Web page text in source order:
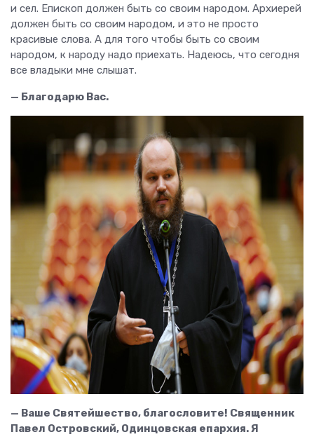
и сел. Епископ должен быть со своим народом. Архиерей
должен быть со своим народом, и это не просто
красивые слова. А для того чтобы быть со своим
народом, к народу надо приехать. Надеюсь, что сегодня
все владыки мне слышат.
— Благодарю Вас.
— Ваше Святейшество, благословите! Священник
Павел Островский, Одинцовская епархия. Я